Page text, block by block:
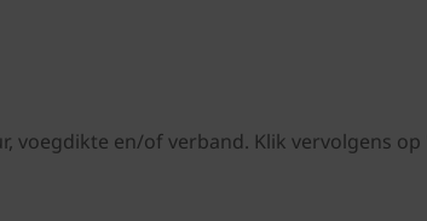
voegdikte en/of verband. Klik vervolgens